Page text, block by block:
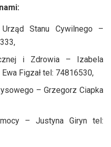
Stanu Cywilnego –
i Zdrowia – Izabela
Figzał tel: 74816530,
– Grzegorz Ciapka
– Justyna Giryn tel: